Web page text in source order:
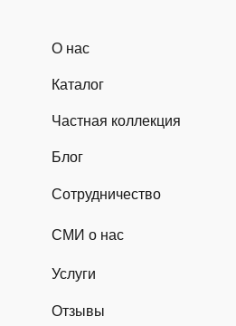
Каталог
О нас
Блог
Частная коллекция
Сотрудничество
Услуги
Отзывы
СМИ о нас